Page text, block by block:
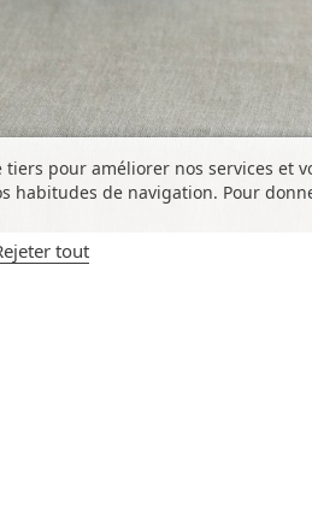
pour améliorer nos services et
habitudes de navigation. Pour
tout